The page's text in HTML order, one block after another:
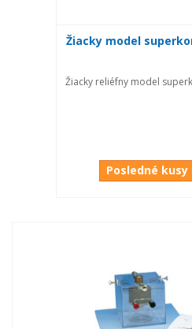
Žiacky model
Žiacky reliéfny model
Posledné